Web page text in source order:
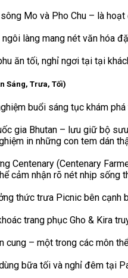
Mo và Pho Chu – là
làng mang nét văn hóa
ăn tối, nghỉ ngơi tại tại
Sáng, Trưa, Tối)
buổi sáng tục khám
gia Bhutan – lưu giữ bộ
in những con tem dán
Centenary (Centenary
cảm nhận rõ nét nhịp sống
thức trưa Picnic bên
trang phục Gho & Kira
cung – một trong các môn
bữa tối và nghỉ đêm tại